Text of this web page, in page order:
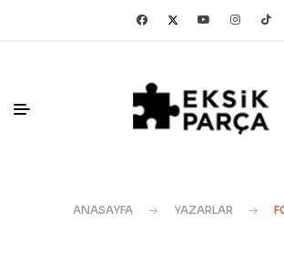
ANASAYFA YAZARLAR